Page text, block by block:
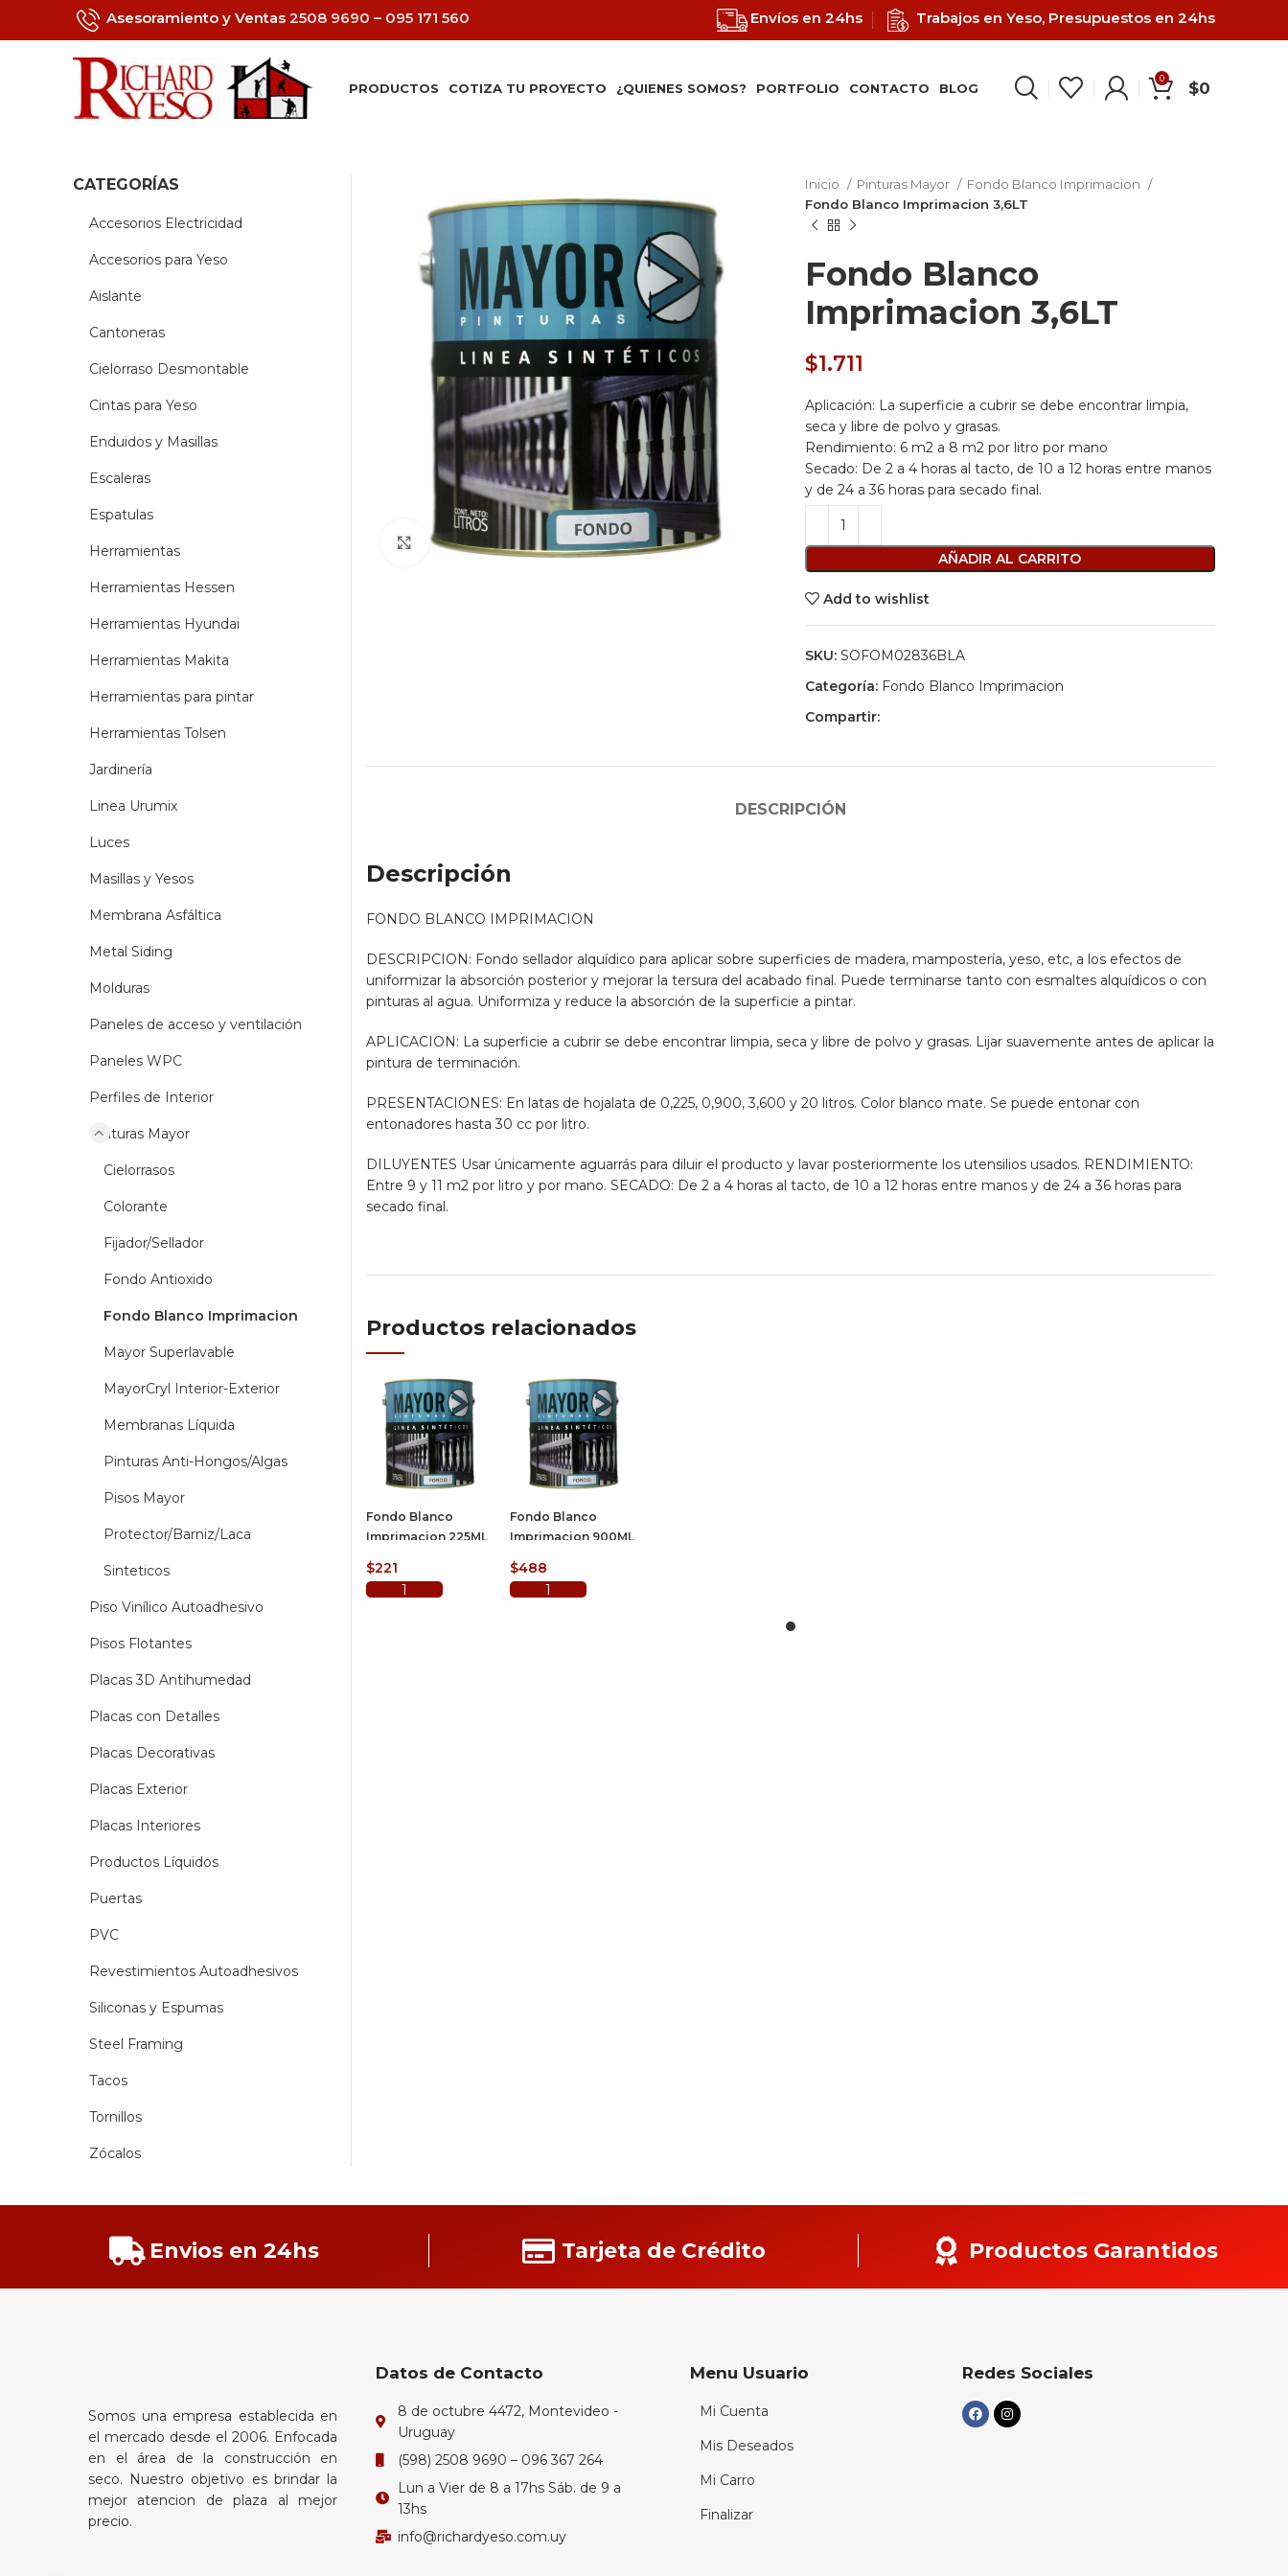
Asesoramiento y Ventas 2508 9690 – 095 171 560 Envíos en 24hs Trabajos en Yeso, Presupuestos en 24hs
PRODUCTOS COTIZA TU PROYECTO ¿QUIENES SOMOS? PORTFOLIO CONTACTO BLOG
0 $0
Click to enlarge
Inicio Pinturas Mayor
Fondo Blanco Imprimacion
Fondo Blanco Imprimacion 3,6LT
Fondo Blanco
Imprimacion 3,6LT
$1.711
Aplicación: La superficie a cubrir se debe encontrar limpia,
seca y libre de polvo y grasas.
Rendimiento: 6 m2 a 8 m2 por litro por mano
Secado: De 2 a 4 horas al tacto, de 10 a 12 horas entre manos
y de 24 a 36 horas para secado final.
AÑADIR AL CARRITO
Add to wishlist
SKU: SOFOM02836BLA
Categoría: Fondo Blanco Imprimacion
Compartir:
DESCRIPCIÓN
Descripción
FONDO BLANCO IMPRIMACION
DESCRIPCION: Fondo sellador alquídico para aplicar sobre superficies de madera, mampostería, yeso, etc, a los efectos de
uniformizar la absorción posterior y mejorar la tersura del acabado final. Puede terminarse tanto con esmaltes alquídicos o con
pinturas al agua. Uniformiza y reduce la absorción de la superficie a pintar.
APLICACION: La superficie a cubrir se debe encontrar limpia, seca y libre de polvo y grasas. Lijar suavemente antes de aplicar la
pintura de terminación.
PRESENTACIONES: En latas de hojalata de 0,225, 0,900, 3,600 y 20 litros. Color blanco mate. Se puede entonar con
entonadores hasta 30 cc por litro.
DILUYENTES Usar únicamente aguarrás para diluir el producto y lavar posteriormente los utensilios usados. RENDIMIENTO:
Entre 9 y 11 m2 por litro y por mano. SECADO: De 2 a 4 horas al tacto, de 10 a 12 horas entre manos y de 24 a 36 horas para
secado final.
Productos relacionados
Fondo Blanco
Imprimacion 225ML
$221
Añadir al carrito
Fondo Blanco
Imprimacion 900ML
$488
Añadir al carrito
CATEGORÍAS
Accesorios Electricidad
Accesorios para Yeso
Aislante
Cantoneras
Cielorraso Desmontable
Cintas para Yeso
Enduidos y Masillas
Escaleras
Espatulas
Herramientas
Herramientas Hessen
Herramientas Hyundai
Herramientas Makita
Herramientas para pintar
Herramientas Tolsen
Jardinería
Linea Urumix
Luces
Masillas y Yesos
Membrana Asfáltica
Metal Siding
Molduras
Paneles de acceso y ventilación
Paneles WPC
Perfiles de Interior
Pinturas Mayor
Cielorrasos
Colorante
Fijador/Sellador
Fondo Antioxido
Fondo Blanco Imprimacion
Mayor Superlavable
MayorCryl Interior-Exterior
Membranas Líquida
Pinturas Anti-Hongos/Algas
Pisos Mayor
Protector/Barniz/Laca
Sinteticos
Piso Vinílico Autoadhesivo
Pisos Flotantes
Placas 3D Antihumedad
Placas con Detalles
Placas Decorativas
Placas Exterior
Placas Interiores
Productos Líquidos
Puertas
PVC
Revestimientos Autoadhesivos
Siliconas y Espumas
Steel Framing
Tacos
Tornillos
Zócalos
Envios en 24hs Tarjeta de Crédito Productos Garantidos
Somos una empresa establecida en
el mercado desde el 2006. Enfocada
en el área de la construcción en
seco. Nuestro objetivo es brindar la
mejor atencion de plaza al mejor
precio.
Datos de Contacto
8 de octubre 4472, Montevideo -
Uruguay
(598) 2508 9690 – 096 367 264
Lun a Vier de 8 a 17hs Sáb. de 9 a
13hs
info@richardyeso.com.uy
Menu Usuario
Mi Cuenta
Mis Deseados
Mi Carro
Finalizar
Redes Sociales